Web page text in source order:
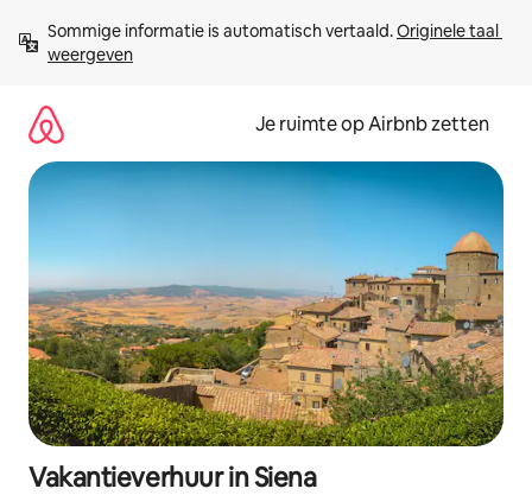
direct
naar
Sommige informatie is automatisch vertaald. Originele taal
weergeven
Je ruimte op Airbnb zetten
Vakantieverhuur in Siena